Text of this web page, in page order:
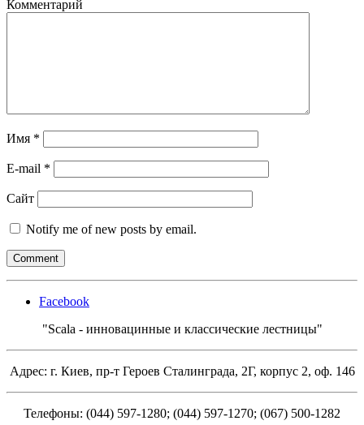
Комментарий
Имя *
E-mail *
Сайт
Notify me of new posts by email.
Facebook
"Scala - инновацинные и классические лестницы"
Адрес: г. Киев, пр-т Героев Сталинграда, 2Г, корпус 2, оф. 146
Телефоны: (044) 597-1280; (044) 597-1270; (067) 500-1282